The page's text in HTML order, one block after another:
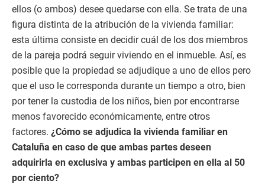
ellos (o ambos) desee quedarse con ella. Se trata de una
figura distinta de la atribución de la vivienda familiar:
esta última consiste en decidir cuál de los dos miembros
de la pareja podrá seguir viviendo en el inmueble. Así, es
posible que la propiedad se adjudique a uno de ellos pero
que el uso le corresponda durante un tiempo a otro, bien
por tener la custodia de los niños, bien por encontrarse
menos favorecido económicamente, entre otros
factores. ¿Cómo se adjudica la vivienda familiar en
Cataluña en caso de que ambas partes deseen
adquirirla en exclusiva y ambas participen en ella al 50
por ciento?